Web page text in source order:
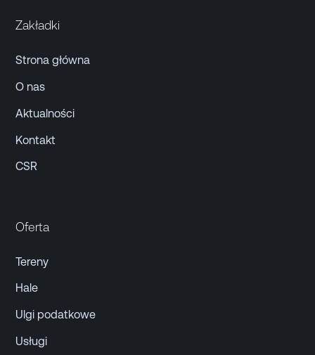
Zakładki
Strona główna
O nas
Aktualności
Kontakt
CSR
Oferta
Tereny
Hale
Ulgi podatkowe
Usługi